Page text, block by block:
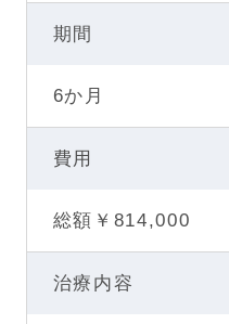
期間
6か月
費用
総額￥814,000
治療内容